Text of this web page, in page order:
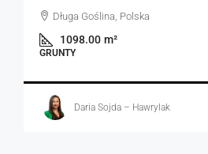
Długa Goślina, Polska
1098.00 m²
GRUNTY
Daria Sojda – Hawrylak